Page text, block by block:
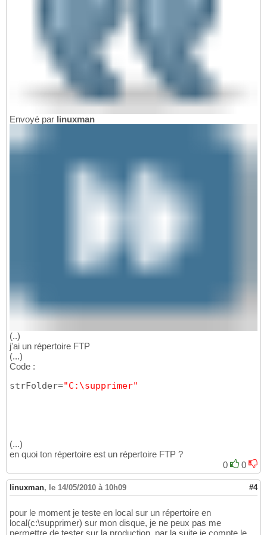
Envoyé par linuxman
(..)
j'ai un répertoire FTP
(...)
Code :
strFolder="C:\supprimer"
(...)
en quoi ton répertoire est un répertoire FTP ?
0
0
linuxman, le 14/05/2010 à 10h09 #4
pour le moment je teste en local sur un répertoire en
local(c:\supprimer) sur mon disque, je ne peux pas me